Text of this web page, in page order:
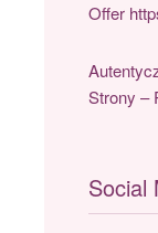
Offer
Strony –
Social